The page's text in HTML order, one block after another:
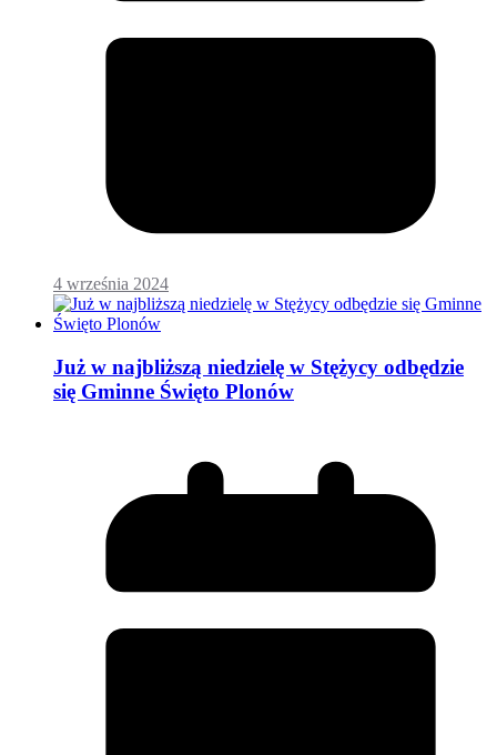
4 września 2024
Już w najbliższą niedzielę w Stężycy odbędzie
się Gminne Święto Plonów